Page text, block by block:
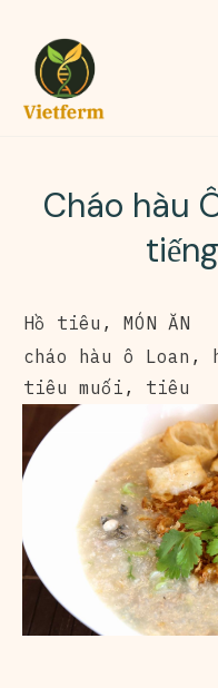
Cháo hàu
Hồ tiêu , MÓN ĂN
cháo hàu ô Loan ,
tiêu muối , tiêu